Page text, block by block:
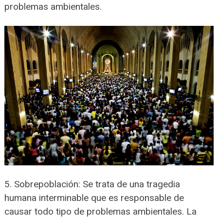
problemas ambientales.
5. Sobrepoblación: Se trata de una tragedia
humana interminable que es responsable de
causar todo tipo de problemas ambientales. La